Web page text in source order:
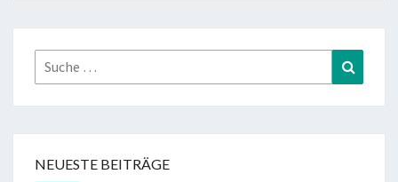
Suche
nach:
NEUESTE BEITRÄGE